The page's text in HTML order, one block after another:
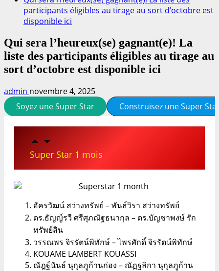
participants éligibles au tirage au sort d’octobre est
disponible ici
Qui sera l’heureux(se) gagnant(e)! La
liste des participants éligibles au tirage au
sort d’octobre est disponible ici
admin novembre 4, 2025
Soyez une Super Star
Construisez une Super
Super Star 1 mois
อัครวัฒน์ สว่างทรัพย์ – พันธ์วิรา สว่างทรัพย์
ดร.ธัญญ์รวี ศรีศุภณัฐธนากุล – ดร.บัญชาพงษ์ รัก
ทรัพย์สิน
วรรณพร จิรรัตน์พิทักษ์ – ไพรศักดิ์ จิรรัตน์พิทักษ์
KOUAME LAMBERT KOUASSI
ณัฎฐ์นันธ์ นุกุลภูก้านก่อง – ณัฏฐลิกา นุกุลภูก้าน